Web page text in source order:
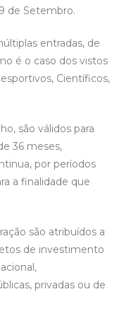
de Setembro.
entradas, de
é o caso dos vistos
Científicos,
são válidos para
36 meses,
por períodos
a finalidade que
são atribuídos a
de investimento
privadas ou de